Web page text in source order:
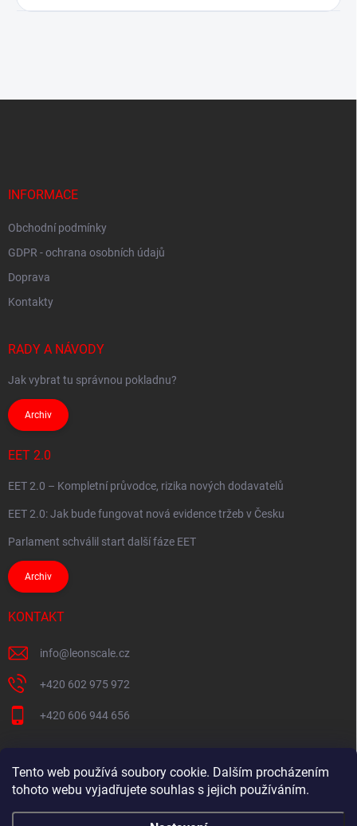
Tento web používá soubory cookie. Dalším procházením
tohoto webu vyjadřujete souhlas s jejich používáním.
INFORMACE
Obchodní podmínky
GDPR - ochrana osobních údajů
Doprava
Kontakty
RADY A NÁVODY
Jak vybrat tu správnou pokladnu?
Archiv
EET 2.0
EET 2.0 – Kompletní průvodce, rizika nových dodavatelů
EET 2.0: Jak bude fungovat nová evidence tržeb v Česku
Parlament schválil start další fáze EET
Archiv
KONTAKT
info@ leonscale.cz
+420 602 975 972
+420 606 944 656
Partner webu